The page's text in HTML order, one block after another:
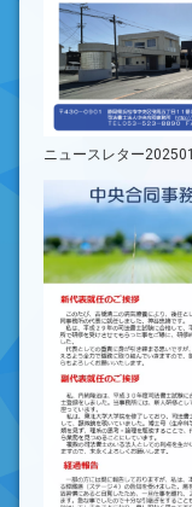
ニュースレター202501